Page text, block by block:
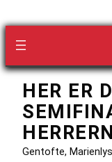
HER ER
Gentofte,